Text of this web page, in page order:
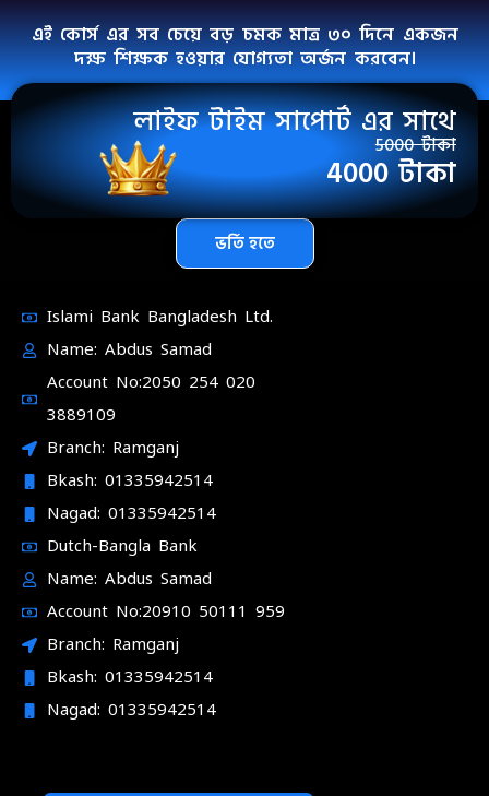
এই কোর্স এর সব চেয়ে বড় চমক মাত্র ৩০ দিনে একজন
দক্ষ শিক্ষক হওয়ার যোগ্যতা অর্জন করবেন।
লাইফ টাইম সাপোর্ট এর সাথে
5000 টাকা
4000 টাকা
ভর্তি হতে
Islami Bank Bangladesh Ltd.
Name: Abdus Samad
Account No:2050 254 020
3889109
Branch: Ramganj
Bkash: 01335942514
Nagad: 01335942514
Dutch-Bangla Bank
Name: Abdus Samad
Account No:20910 50111 959
Branch: Ramganj
Bkash: 01335942514
Nagad: 01335942514